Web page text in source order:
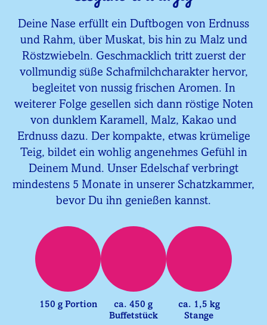
Deine Nase erfüllt ein Duftbogen von Erdnuss
und Rahm, über Muskat, bis hin zu Malz und
Röstzwiebeln. Geschmacklich tritt zuerst der
vollmundig süße Schafmilchcharakter hervor,
begleitet von nussig frischen Aromen. In
weiterer Folge gesellen sich dann röstige Noten
von dunklem Karamell, Malz, Kakao und
Erdnuss dazu. Der kompakte, etwas krümelige
Teig, bildet ein wohlig angenehmes Gefühl in
Deinem Mund. Unser Edelschaf verbringt
mindestens 5 Monate in unserer Schatzkammer,
bevor Du ihn genießen kannst.
150 g Portion
ca. 450 g
Buffetstück
ca. 1,5 kg
Stange